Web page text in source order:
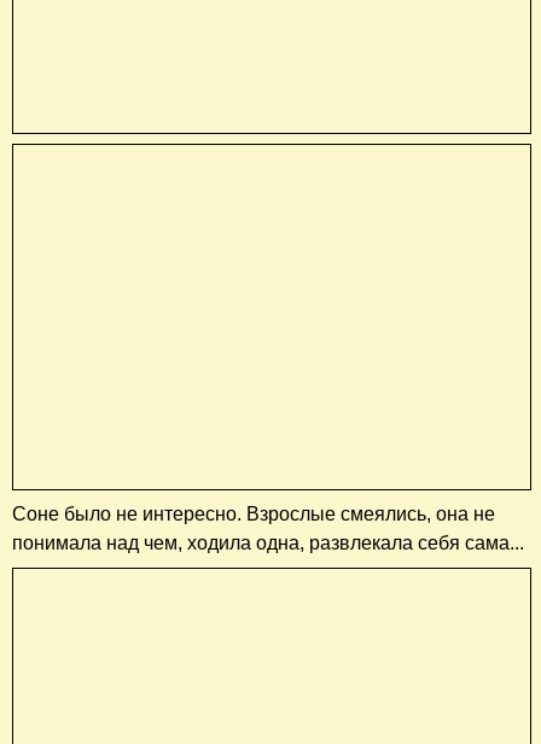
Соне было не интересно. Взрослые смеялись, она не
понимала над чем, ходила одна, развлекала себя сама...